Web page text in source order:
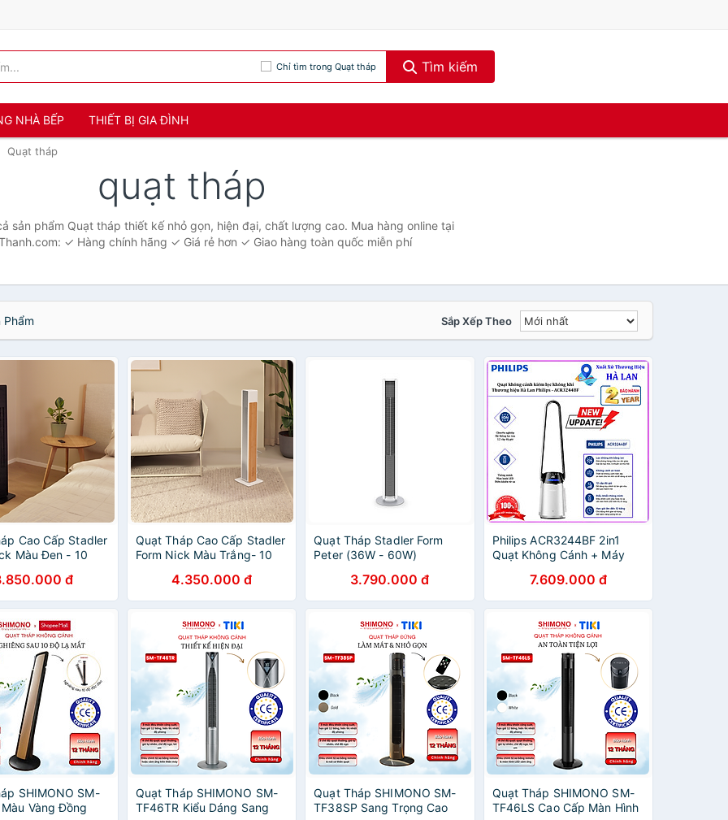
Chỉ tìm trong Quạt tháp Tìm kiếm
NHÀ BẾP THIẾT BỊ GIA ĐÌNH
Quạt tháp
quạt tháp
sản phẩm Quạt tháp thiết kế nhỏ gọn, hiện đại, chất lượng cao. Mua hàng online tại
✓ Hàng chính hãng ✓ Giá rẻ hơn ✓ Giao hàng toàn quốc miễn phí
Phẩm Sắp Xếp Theo
Cao Cấp Stadler
Màu Đen - 10
Chuẩn Thụy Sĩ,
Hãng
đ
Quạt Tháp Cao Cấp Stadler
Form Nick Màu Trắng- 10
Sang Trọng Chuẩn Thụy Sĩ,
Hàng Chính Hãng
4.350.000 đ
Quạt Tháp Stadler Form
Peter (36W - 60W)
3.790.000 đ
Philips ACR3244BF 2in1
Quạt Không Cánh + Máy
Cho Gia Đình. HÀNG CHÍNH
HÃNG
7.609.000 đ
SHIMONO SM-
Vàng Đồng
Quạt Tháp SHIMONO SM-
TF46TR Kiểu Dáng Sang
Quạt Tháp SHIMONO SM-
TF38SP Sang Trọng Cao
Quạt Tháp SHIMONO SM-
TF46LS Cao Cấp Màn Hình